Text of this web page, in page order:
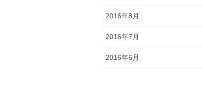
2016年8月
2016年7月
2016年6月